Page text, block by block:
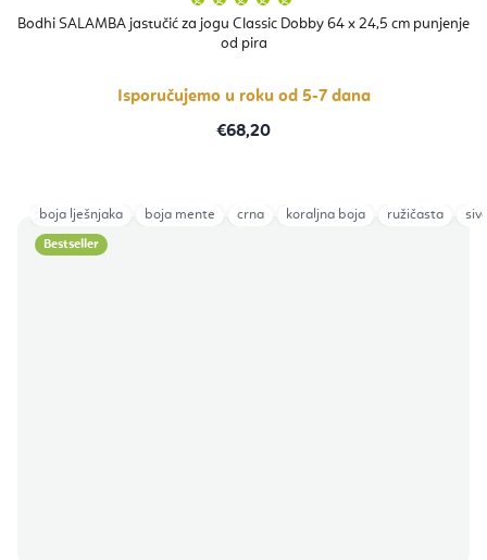
Bodhi SALAMBA jastučić za jogu Classic Dobby 64 x 24,5 cm punjenje
od pira
proizvoda
je
zvjezdica.
Isporučujemo u roku od 5-7 dana
€68,20
Bestseller
boja lješnjaka boja mente crna koraljna boja ružičasta